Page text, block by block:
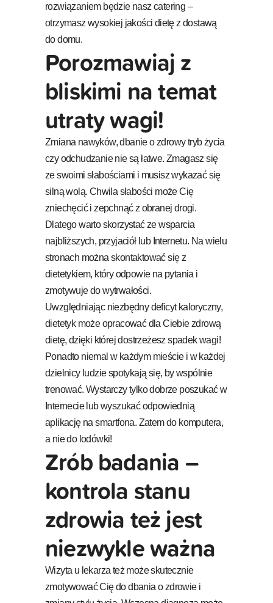
rozwiązaniem będzie nasz catering –
otrzymasz wysokiej jakości dietę z dostawą
do domu.
Porozmawiaj z
bliskimi na temat
utraty wagi!
Zmiana nawyków, dbanie o zdrowy tryb życia
czy odchudzanie nie są łatwe. Zmagasz się
ze swoimi słabościami i musisz wykazać się
silną wolą. Chwila słabości może Cię
zniechęcić i zepchnąć z obranej drogi.
Dlatego warto skorzystać ze wsparcia
najbliższych, przyjaciół lub Internetu. Na wielu
stronach można skontaktować się z
dietetykiem, który odpowie na pytania i
zmotywuje do wytrwałości.
Uwzględniając niezbędny deficyt kaloryczny,
dietetyk może opracować dla Ciebie zdrową
dietę, dzięki której dostrzeżesz spadek wagi!
Ponadto niemal w każdym mieście i w każdej
dzielnicy ludzie spotykają się, by wspólnie
trenować. Wystarczy tylko dobrze poszukać w
Internecie lub wyszukać odpowiednią
aplikację na smartfona. Zatem do komputera,
a nie do lodówki!
Zrób badania –
kontrola stanu
zdrowia też jest
niezwykle ważna
Wizyta u lekarza też może skutecznie
zmotywować Cię do dbania o zdrowie i